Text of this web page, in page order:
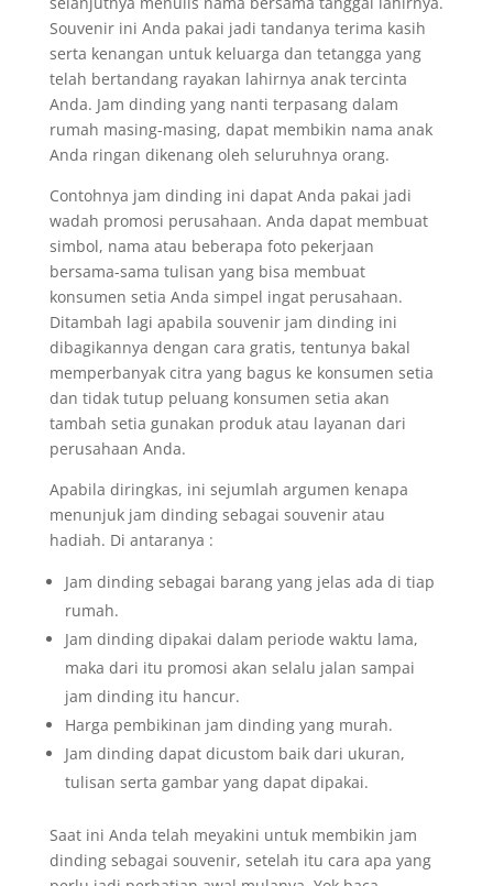
Souvenir ini Anda pakai jadi tandanya terima kasih
serta kenangan untuk keluarga dan tetangga yang
telah bertandang rayakan lahirnya anak tercinta
Anda. Jam dinding yang nanti terpasang dalam
rumah masing-masing, dapat membikin nama anak
Anda ringan dikenang oleh seluruhnya orang.
Contohnya jam dinding ini dapat Anda pakai jadi
wadah promosi perusahaan. Anda dapat membuat
simbol, nama atau beberapa foto pekerjaan
bersama-sama tulisan yang bisa membuat
konsumen setia Anda simpel ingat perusahaan.
Ditambah lagi apabila souvenir jam dinding ini
dibagikannya dengan cara gratis, tentunya bakal
memperbanyak citra yang bagus ke konsumen setia
dan tidak tutup peluang konsumen setia akan
tambah setia gunakan produk atau layanan dari
perusahaan Anda.
Apabila diringkas, ini sejumlah argumen kenapa
menunjuk jam dinding sebagai souvenir atau
hadiah. Di antaranya :
Jam dinding sebagai barang yang jelas ada di tiap
rumah.
Jam dinding dipakai dalam periode waktu lama,
maka dari itu promosi akan selalu jalan sampai
jam dinding itu hancur.
Harga pembikinan jam dinding yang murah.
Jam dinding dapat dicustom baik dari ukuran,
tulisan serta gambar yang dapat dipakai.
Saat ini Anda telah meyakini untuk membikin jam
dinding sebagai souvenir, setelah itu cara apa yang